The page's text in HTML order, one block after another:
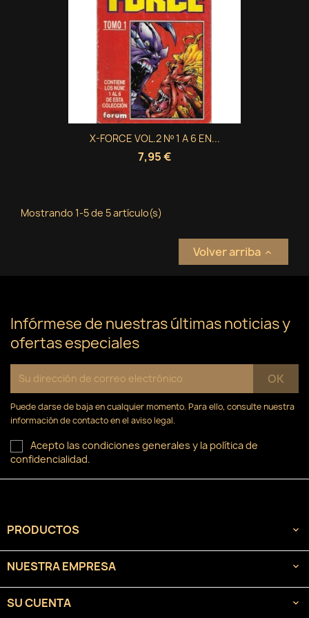
X-FORCE VOL.2 Nº 1 A 6 EN...
7,95 €
Mostrando 1-5 de 5 artículo(s)
Volver arriba 
Infórmese de nuestras últimas noticias y
ofertas especiales
Puede darse de baja en cualquier momento. Para ello, consulte nuestra
información de contacto en el aviso legal.
Acepto las condiciones generales y la política de
confidencialidad.
PRODUCTOS 
NUESTRA EMPRESA 
SU CUENTA 